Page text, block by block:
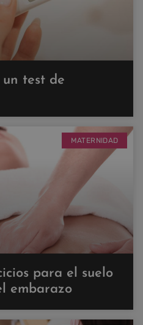
test de
MATERNIDAD
para el suelo
embarazo